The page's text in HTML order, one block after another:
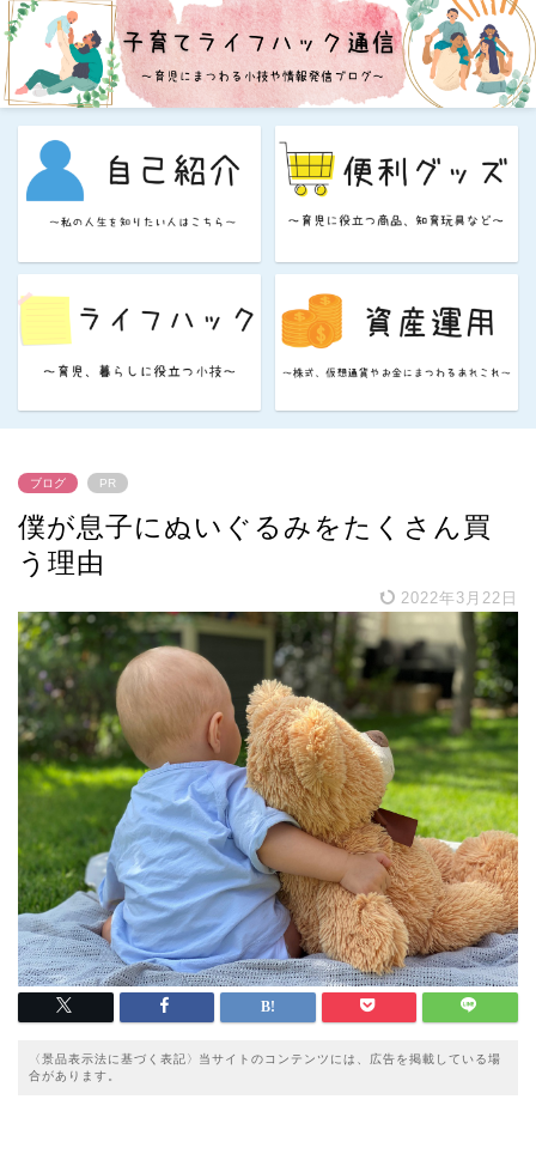
ブログ PR
僕が息子にぬいぐるみをたくさん買
う理由
2022年3月22日
〈景品表示法に基づく表記〉当サイトのコンテンツには、広告を掲載している場
合があります。